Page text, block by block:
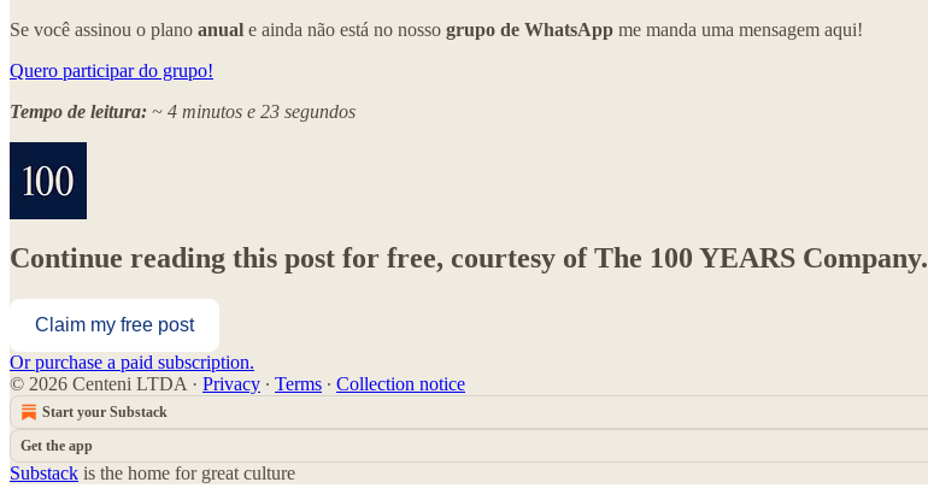
Se você assinou o plano anual e ainda não está no nosso grupo de WhatsApp me manda uma mensagem aqui!
Quero participar do grupo!
Tempo de leitura: ~ 4 minutos e 23 segundos
Continue reading this post for free, courtesy of The 100 YEARS Company.
Claim my free post
Or purchase a paid subscription.
© 2026 Centeni LTDA · Privacy ∙ Terms ∙ Collection notice
Start your Substack
Get the app
Substack is the home for great culture